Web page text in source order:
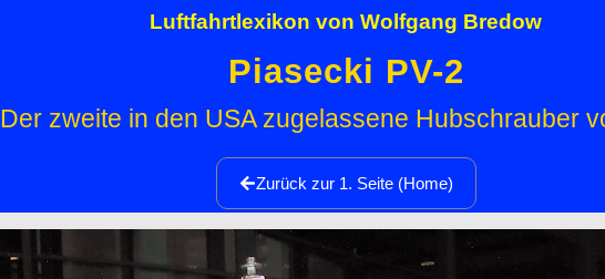
Luftfahrtlexikon von Wolfgang Bredow
Piasecki PV-2
Der zweite in den USA zugelassene Hubschrauber
Zurück zur 1. Seite (Home)